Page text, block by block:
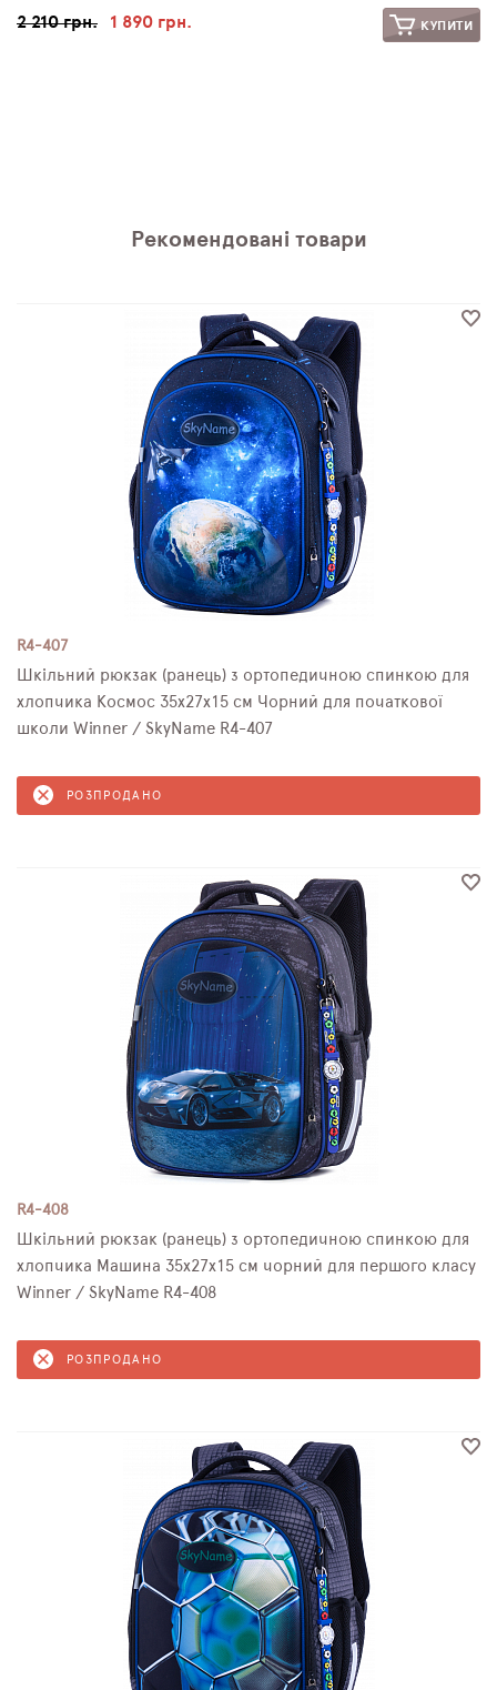
2 210 грн. 1 890 грн. КУПИТИ
Рекомендовані товари
R4-407
Шкільний рюкзак (ранець) з ортопедичною спинкою для
хлопчика Космос 35х27х15 см Чорний для початкової
школи Winner / SkyName R4-407
РОЗПРОДАНО
R4-408
Шкільний рюкзак (ранець) з ортопедичною спинкою для
хлопчика Машина 35х27х15 см чорний для першого класу
Winner / SkyName R4-408
РОЗПРОДАНО